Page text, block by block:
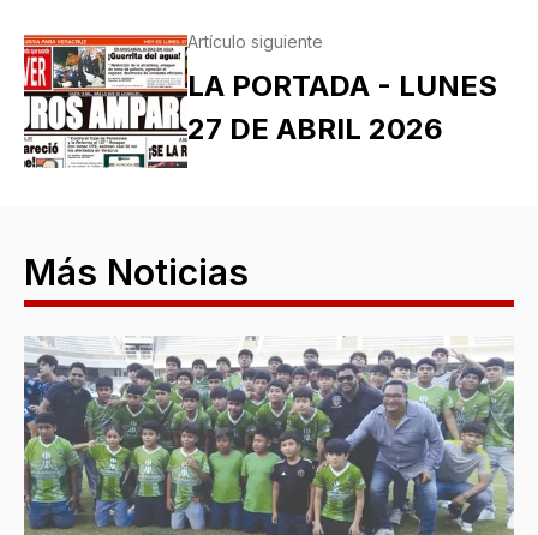
Artículo siguiente
LA PORTADA - LUNES
27 DE ABRIL 2026
Más Noticias